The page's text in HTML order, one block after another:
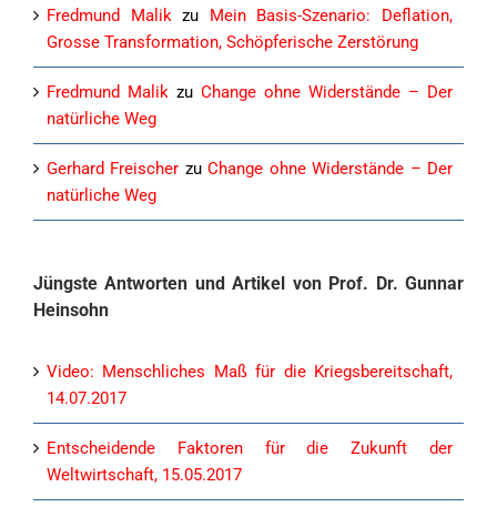
Fredmund Malikzu Mein Basis-Szenario: Deflation,
Grosse Transformation, Schöpferische Zerstörung
Fredmund Malik zu Change ohne Widerstände – Der
natürliche Weg
Gerhard Freischer zuChange ohne Widerstände – Der
natürliche Weg
Jüngste Antworten und Artikel von Prof. Dr. Gunnar
Heinsohn
Video: Menschliches Maß für die Kriegsbereitschaft,
14.07.2017
Entscheidende Faktoren für die Zukunft der
Weltwirtschaft, 15.05.2017